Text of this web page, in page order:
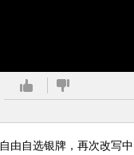
自由自选银牌，再次改写